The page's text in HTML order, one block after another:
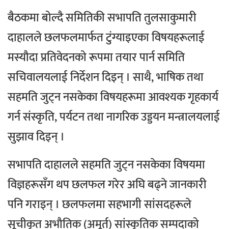
बैठकमा बोल्दै समितिकी सभापति तुलसाकुमारी
दाहालले छलफलमार्फत टुंग्याइएका विषयहरूलाई
मस्यौदा प्रतिवेदनको रूपमा तयार पार्न समिति
सचिवालयलाई निर्देशन दिइन् । साथै, भाषिक तथा
सहमति जुट्न नसकेका विषयहरूमा आवश्यक गृहकार्य
गर्न संस्कृति, पर्यटन तथा नागरिक उड्डयन मन्त्रालयलाई
सुझाव दिइन् ।
सभापति दाहालले सहमति जुट्न नसकेका विषयमा
विज्ञहरूसँग थप छलफल गरेर अघि बढ्ने जानकारी
पनि गराइन् ।छलफलमा सहभागी सांसदहरूले
सूचीकृत अभौतिक (अमूर्त) सांस्कृतिक सम्पदाको